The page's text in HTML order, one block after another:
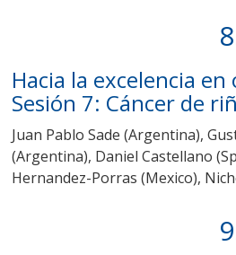
Hacia la excelencia en
Sesión 7: Cáncer de
Juan Pablo Sade (Argentina),
(Argentina), Daniel Castellano
Hernandez-Porras (Mexico),